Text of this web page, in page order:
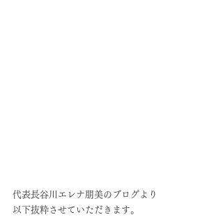
代表長谷川エレナ朋美のブログより
以下抜粋させていただきます。